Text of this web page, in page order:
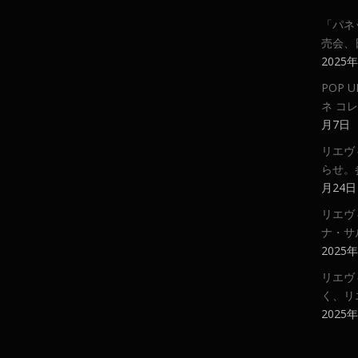
「パ
売会、
2025
POP
ネ コ
月7日
リエ
らせ
月24日
リエ
ナ・サ
2025
リエ
く、
2025